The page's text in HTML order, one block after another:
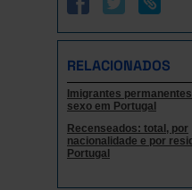
RELACIONADOS
Imigrantes
sexo em Portugal
Recenseados: total, por
nacionalidade e por
Portugal